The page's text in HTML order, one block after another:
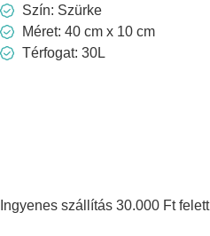
Szín: Szürke
Méret: 40 cm x 10 cm
Térfogat: 30L
Ingyenes szállítás 30.000 Ft felett